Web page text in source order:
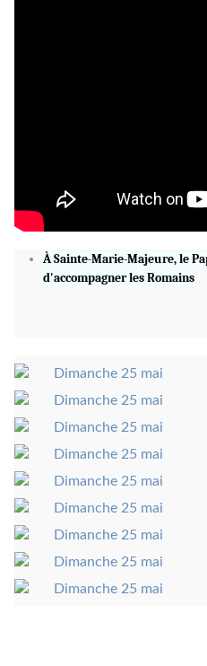
À Sainte-Marie-Majeure, le
d'accompagner les Romains